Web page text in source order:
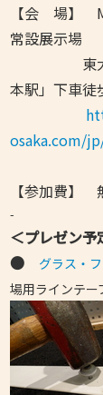
【会 場】
常設展示場
東大阪市
本駅」下車徒
osaka.com/
【参加費】
-
＜プレゼン予
●
グラス・
場用ラインテー